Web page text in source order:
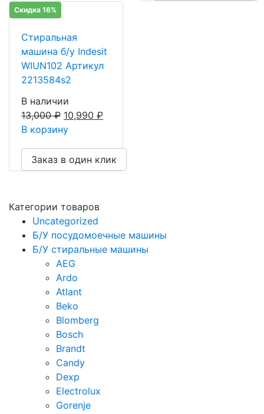
Скидка 16%
Стиральная
машина б/у Indesit
WIUN102 Артикул
2213584s2
В наличии
13,000₽ 10,990 ₽
В корзину
Заказ в один клик
Категории товаров
Uncategorized
Б/У посудомоечные машины
Б/У стиральные машины
AEG
Ardo
Atlant
Beko
Blomberg
Bosch
Brandt
Candy
Dexp
Electrolux
Gorenje